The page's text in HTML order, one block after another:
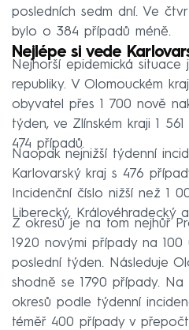
posledních sedm dní. Ve
bylo o 384 případů méně.
Nejlépe si vede
Nejhorší epidemická
republiky. V Olomouckém
obyvatel přes 1 700 nově
týden, ve Zlínském kraji 1
474 případů.
Naopak nejnižší týdenní
Karlovarský kraj s 476
Incidenční číslo nižší než 1
Liberecký, Královéhradecký
Z okresů je na tom nejhůř
1920 novými případy na
poslední týden. Následuje
shodně se 1790 případy.
okresů podle týdenní
téměř 400 případy v